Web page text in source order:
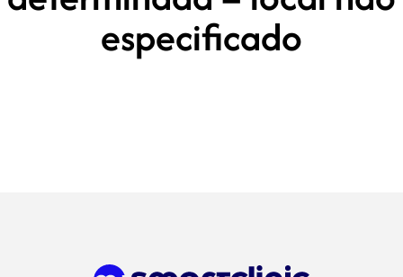
especificado